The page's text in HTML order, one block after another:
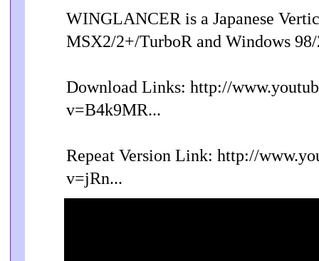
WINGLANCER is a Japanese
MSX2/2+/TurboR and Windows
Download Links: http://
v=B4k9MR...
Repeat Version Link: http://
v=jRn...